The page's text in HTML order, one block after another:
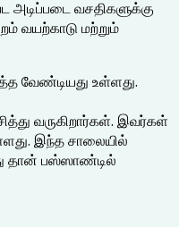
அடிப்படை வசதிகளுக்கு
வயற்காடு மற்றும்
வேண்டியது உள்ளது.
வருகிறார்கள். இவர்கள்
இந்த சாலையில்
தான் பஸ்ஸாண்டில்